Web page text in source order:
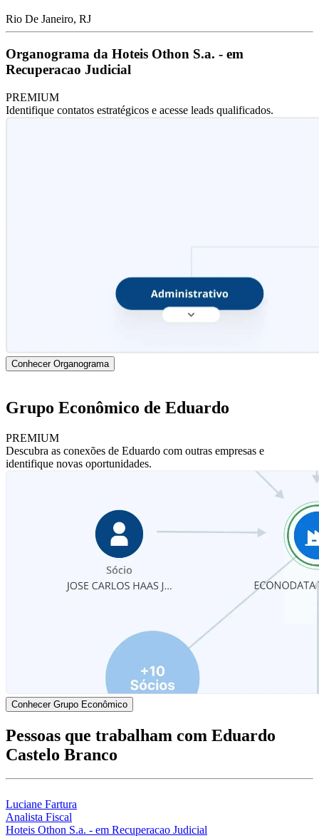
Rio De Janeiro, RJ
Organograma da Hoteis Othon S.a. - em
Recuperacao Judicial
PREMIUM
Identifique contatos estratégicos e acesse leads qualificados.
Conhecer Organograma
Grupo Econômico de Eduardo
PREMIUM
Descubra as conexões de Eduardo com outras empresas e
identifique novas oportunidades.
Conhecer Grupo Econômico
Pessoas que trabalham com Eduardo
Castelo Branco
Luciane Fartura
Analista Fiscal
Hoteis Othon S.a. - em Recuperacao Judicial